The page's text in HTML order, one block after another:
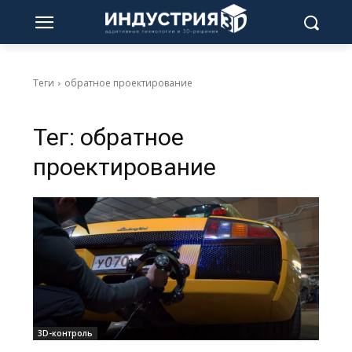
Теги обратное проектирование
Тег: обратное
проектирование
3D-контроль